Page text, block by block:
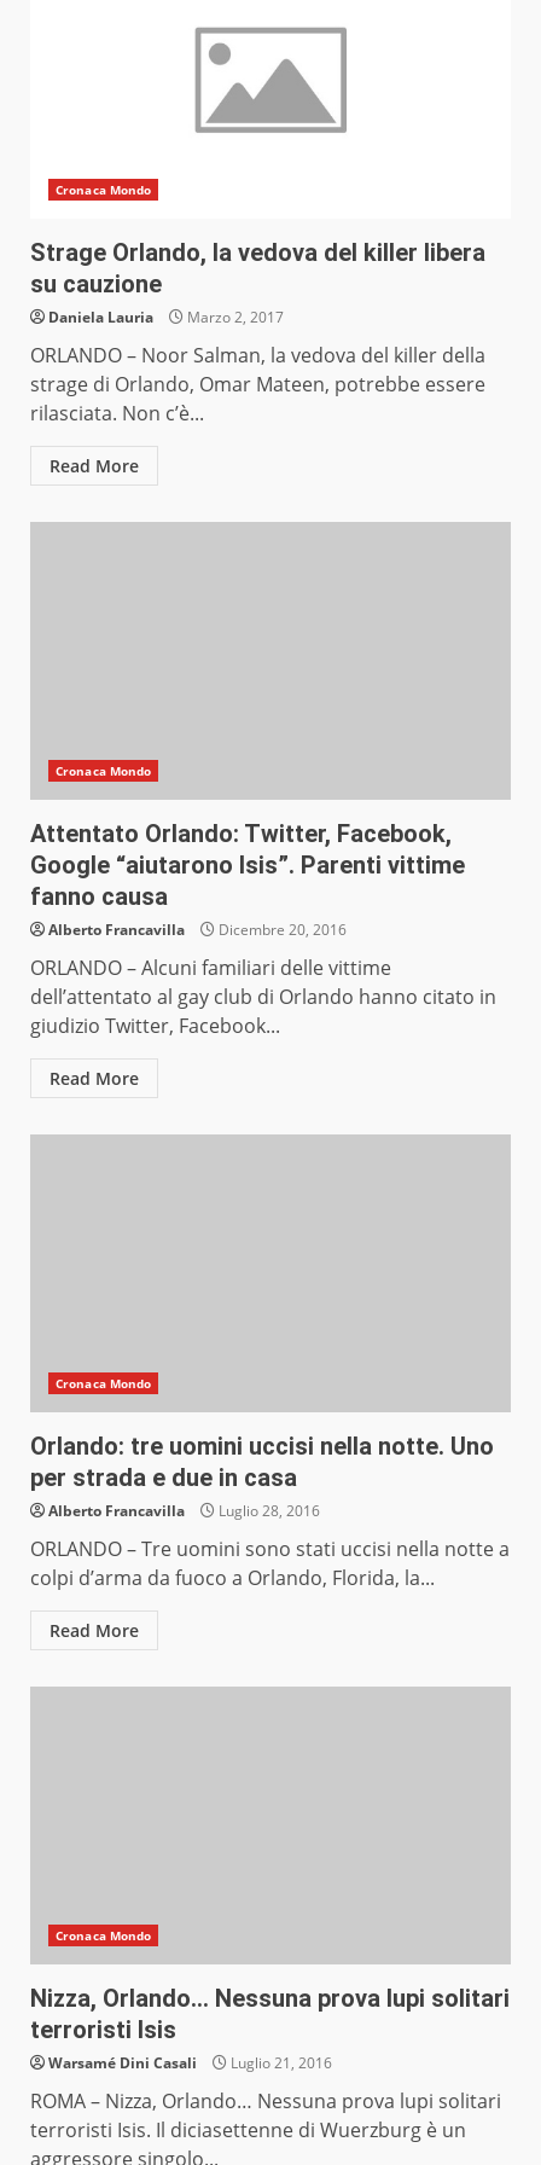
Cronaca Mondo
Strage Orlando, la vedova del killer libera
su cauzione
Daniela Lauria Marzo 2, 2017
ORLANDO – Noor Salman, la vedova del killer della
strage di Orlando, Omar Mateen, potrebbe essere
rilasciata. Non c’è...
Read More
Cronaca Mondo
Attentato Orlando: Twitter, Facebook,
Google “aiutarono Isis”. Parenti vittime
fanno causa
Alberto Francavilla Dicembre 20, 2016
ORLANDO – Alcuni familiari delle vittime
dell’attentato al gay club di Orlando hanno citato in
giudizio Twitter, Facebook...
Read More
Cronaca Mondo
Orlando: tre uomini uccisi nella notte. Uno
per strada e due in casa
Alberto Francavilla Luglio 28, 2016
ORLANDO – Tre uomini sono stati uccisi nella notte a
colpi d’arma da fuoco a Orlando, Florida, la...
Read More
Cronaca Mondo
Nizza, Orlando… Nessuna prova lupi solitari
terroristi Isis
Warsamé Dini Casali Luglio 21, 2016
ROMA – Nizza, Orlando… Nessuna prova lupi solitari
terroristi Isis. Il diciasettenne di Wuerzburg è un
aggressore singolo...